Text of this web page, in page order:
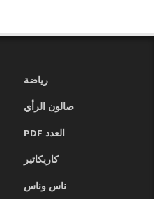
رياضة
صالون الرأي
العدد PDF
كاريكاتير
ناس وناس